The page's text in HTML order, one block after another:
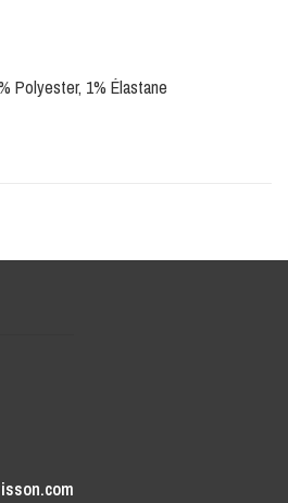
Polyester, 1% Élastane